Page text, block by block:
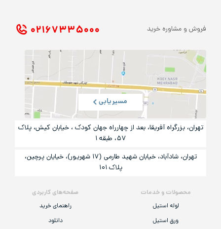
محصولات و خدمات
لوله استیل
ورق استیل
صفحه‌های کاربردی
راهنمای خرید
دانلود
فروش و مشاوره خرید ۰۲۱ ۶۷۳۳۵۰۰۰
مسیریابی
تهران، بزرگراه آفریقا، بعد از چهارراه جهان کودک ، خیابان کیش، پلاک
۵۷، طبقه ۱
تهران، شادآباد، خیابان شهید طارمی (۱۷ شهریور)، خیایان پرچین،
پلاک ۱۰۱